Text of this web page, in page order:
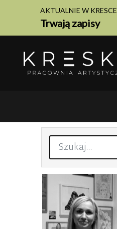
AKTUALNIE W KRESCE
Trwają zapisy
Szukaj